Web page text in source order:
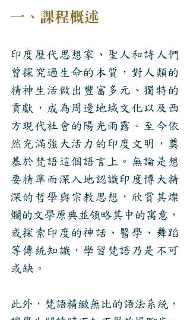
一、課程概述
印度歷代思想家、聖人和詩人們
曾探究過生命的本質，對人類的
精神生活做出豐富多元、獨特的
貢獻，成為周邊地域文化以及西
方現代社會的陽光雨露。至今依
然充滿強大活力的印度文明，奠
基於梵語這個語言上。無論是想
要精準而深入地認識印度博大精
深的哲學與宗教思想，欣賞其燦
爛的文學原典並領略其中的寓意，
或探索印度的神話、醫學、舞蹈
等傳統知識，學習梵語乃是不可
或缺。
此外，梵語精緻無比的語法系統，